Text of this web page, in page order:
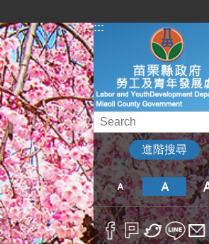
:::
進階搜尋